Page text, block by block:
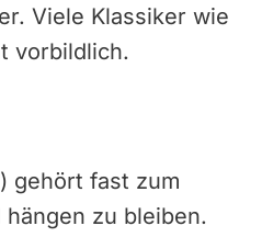
Viele Klassiker wie
vorbildlich.
gehört fast zum
zu bleiben.